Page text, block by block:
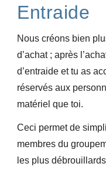
Entraide
Nous créons bien
d’achat ; après
d’entraide et tu as
réservés aux
matériel que toi.
Ceci permet de
membres du
les plus